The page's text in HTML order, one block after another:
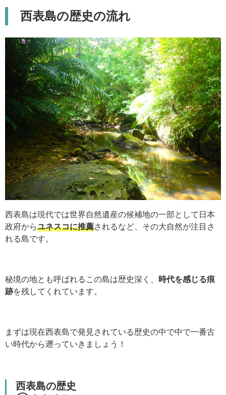
西表島の歴史の流れ
西表島は現代では世界自然遺産の候補地の一部として日本
政府からユネスコに推薦されるなど、その大自然が注目さ
れる島です。
秘境の地とも呼ばれるこの島は歴史深く、 時代を感じる痕
跡を残してくれています。
まずは現在西表島で発見されている歴史の中で中で一番古
い時代から遡っていきましょう！
西表島の歴史